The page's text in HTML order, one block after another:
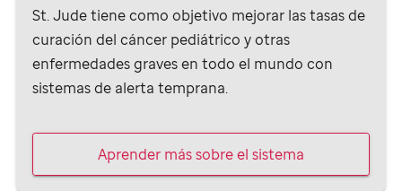
St. Judetiene como objetivo mejorar las tasas de
curación del cáncer pediátrico y otras
enfermedades graves en todo el mundo con
sistemas de alerta temprana.
Aprender más sobre el sistema